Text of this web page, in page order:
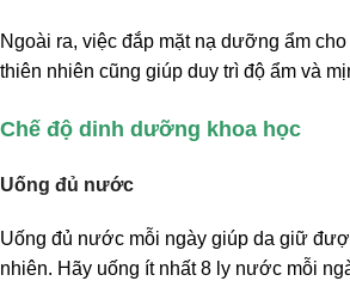
Ngoài ra, việc đắp mặt nạ dưỡng ẩm
thiên nhiên cũng giúp duy trì độ ẩm và
Chế độ dinh dưỡng khoa học
Uống đủ nước
Uống đủ nước mỗi ngày giúp da giữ
nhiên. Hãy uống ít nhất 8 ly nước mỗi